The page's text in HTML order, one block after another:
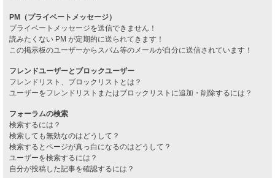
PM（プライベートメッセージ）
プライベートメッセージを送信できません！
読みたくない PM が定期的に送られてきます！
この掲示板のユーザーからスパム等のメールが自分に送信されています！
フレンドユーザーとブロックユーザー
フレンドリスト、ブロックリストとは？
ユーザーをフレンドリストまたはブロックリストに追加・削除するには？
フォーラムの検索
検索するには？
検索しても無効なのはどうして？
検索するとページが真っ白になるのはどうして？
ユーザーを検索するには？
自分が投稿した記事を確認するには？